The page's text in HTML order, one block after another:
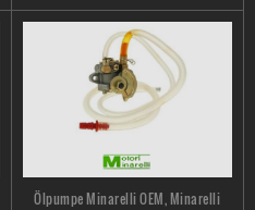
Ölpumpe Minarelli OEM, Minarelli